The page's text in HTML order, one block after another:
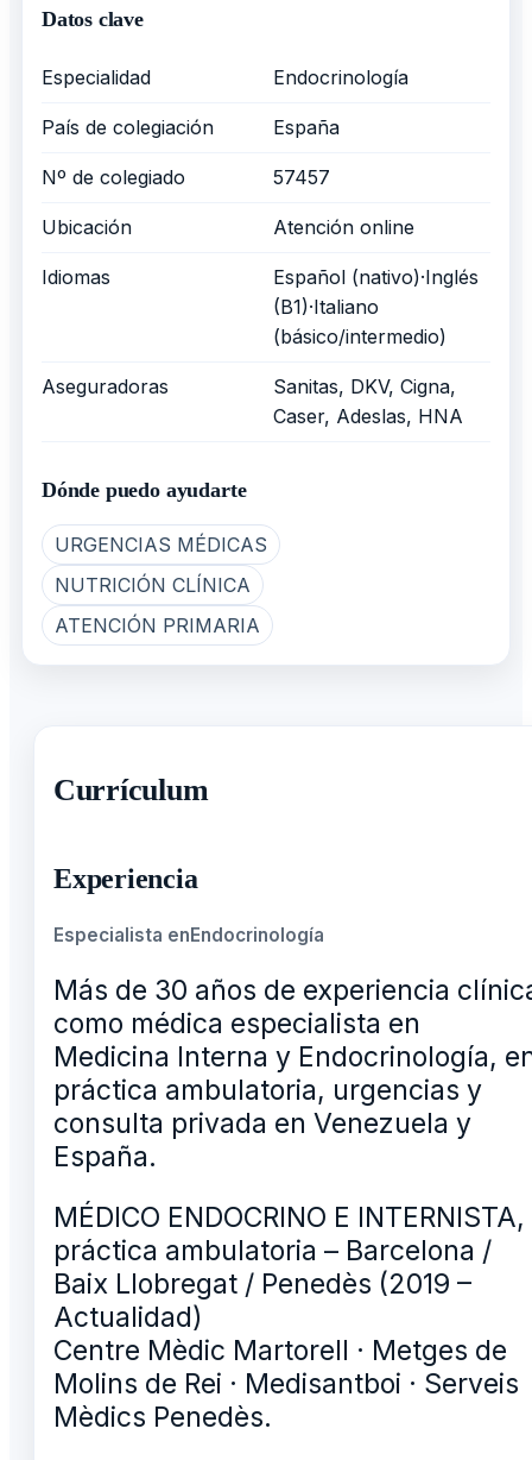
Datos clave
Especialidad Endocrinología
País de colegiación España
Nº de colegiado 57457
Ubicación Atención online
Idiomas
Español (nativo)·Inglés
(B1)·Italiano
(básico/intermedio)
Aseguradoras
Sanitas, DKV, Cigna,
Caser, Adeslas, HNA
Dónde puedo ayudarte
URGENCIAS MÉDICAS
NUTRICIÓN CLÍNICA
ATENCIÓN PRIMARIA
Currículum
Experiencia
Especialista enEndocrinología
Más de 30 años de experiencia
como médica especialista en
Medicina Interna y Endocrinología,
práctica ambulatoria, urgencias y
consulta privada en Venezuela y
España.
MÉDICO ENDOCRINO E INTERNISTA,
práctica ambulatoria – Barcelona /
Baix Llobregat / Penedès (2019 –
Actualidad)
Centre Mèdic Martorell · Metges de
Molins de Rei · Medisantboi · Serveis
Mèdics Penedès.